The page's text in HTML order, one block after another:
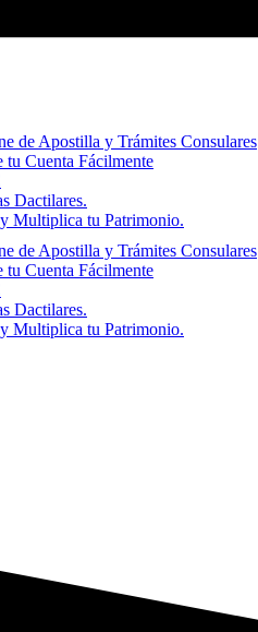
de Apostilla y Trámites Consulares
Cuenta Fácilmente
Dactilares.
Multiplica tu Patrimonio.
de Apostilla y Trámites Consulares
Cuenta Fácilmente
Dactilares.
Multiplica tu Patrimonio.